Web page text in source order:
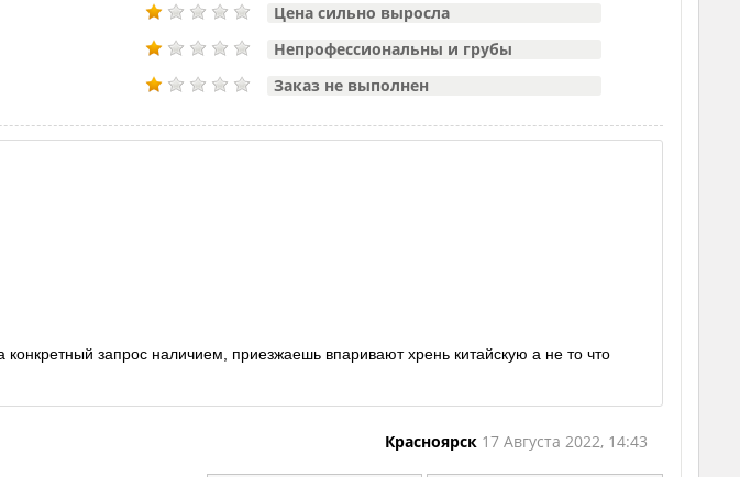
Цена сильно выросла
Непрофессиональны и грубы
Заказ не выполнен
запрос наличием, приезжаешь впаривают хрень китайскую а не то что
Красноярск17 Августа 2022, 14:43